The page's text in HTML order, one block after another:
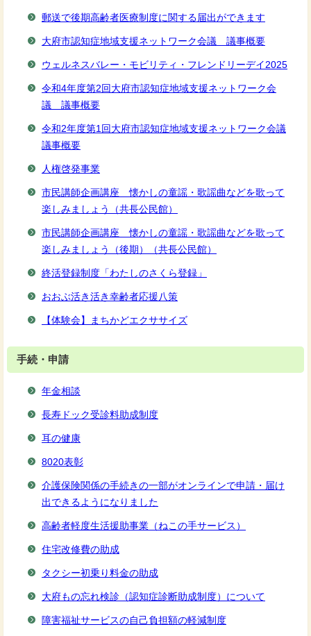
郵送で後期高齢者医療制度に関する届出ができます
大府市認知症地域支援ネットワーク会議 議事概要
ウェルネスバレー・モビリティ・フレンドリーデイ2025
令和4年度第2回大府市認知症地域支援ネットワーク会
議 議事概要
令和2年度第1回大府市認知症地域支援ネットワーク会議
議事概要
人権啓発事業
市民講師企画講座 懐かしの童謡・歌謡曲などを歌って
楽しみましょう（共長公民館）
市民講師企画講座 懐かしの童謡・歌謡曲などを歌って
楽しみましょう（後期）（共長公民館）
終活登録制度「わたしのさくら登録」
おおぶ活き活き幸齢者応援八策
【体験会】まちかどエクササイズ
手続・申請
年金相談
長寿ドック受診料助成制度
耳の健康
8020表彰
介護保険関係の手続きの一部がオンラインで申請・届け
出できるようになりました
高齢者軽度生活援助事業（ねこの手サービス）
住宅改修費の助成
タクシー初乗り料金の助成
大府もの忘れ検診（認知症診断助成制度）について
障害福祉サービスの自己負担額の軽減制度